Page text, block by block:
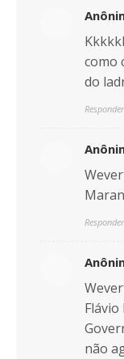
como
do
Responder
Responder
não